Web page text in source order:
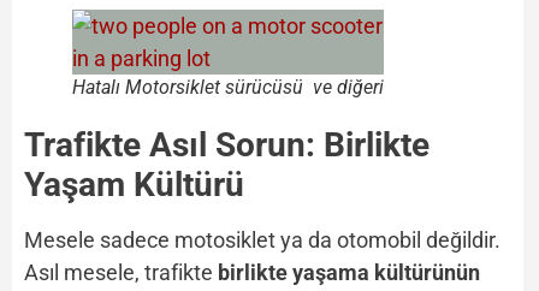
Hatalı Motorsiklet sürücüsü ve diğeri
Trafikte Asıl Sorun: Birlikte
Yaşam Kültürü
Mesele sadece motosiklet ya da otomobil değildir.
Asıl mesele, trafikte birlikte yaşama kültürünün